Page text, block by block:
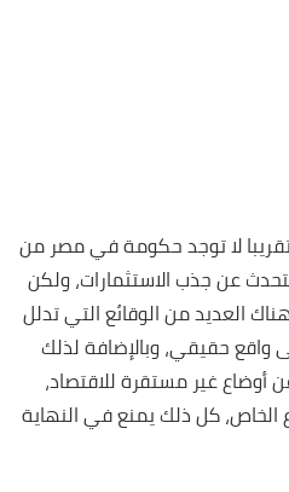
تقريبا لا توجد حكومة في مصر من
عن جذب الاستثمارات، ولكن
العديد من الوقائع التي تدلل
واقع حقيقي، وبالإضافة لذلك
أوضاع غير مستقرة للاقتصاد،
الخاص، كل ذلك يمنع في النهاية